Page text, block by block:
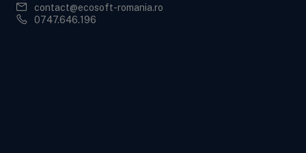
contact@ecosoft-romania.ro
0747.646.196